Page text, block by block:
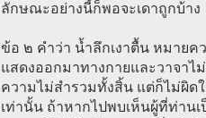
ลักษณะอย่างนี้ก็พอจะเดาถูกบ้าง
ข้อ ๒ คำว่า น้ำลึกเงาตื้น หมาย
แสดงออกมาทางกายและวาจาไ
ความไม่สำรวมทั้งสิ้น แต่ก็ไม่ผิด
เท่านั้น ถ้าหากไปพบเห็นผู้ที่ท่าน